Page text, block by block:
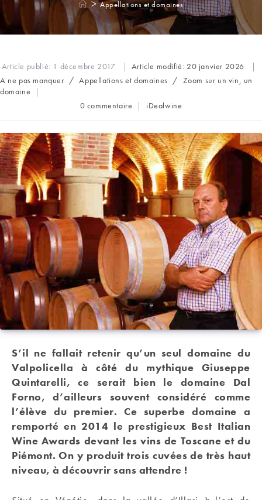
> Appellations et domaines
Article publié: 1 décembre 2017 Article modifié: 20 janvier 2026
Post
category:
A ne pas manquer / Appellations et domaines / Zoom sur un vin, un
domaine
Commentaires
publication :
0 commentaire
Auteur/autrice
publication :
iDealwine
S’il ne fallait retenir qu’un seul domaine du
Valpolicella à côté du mythique Giuseppe
Quintarelli, ce serait bien le domaine Dal
Forno, d’ailleurs souvent considéré comme
l’élève du premier. Ce superbe domaine a
remporté en 2014 le prestigieux Best Italian
Wine Awards devant les vins de Toscane et du
Piémont. On y produit trois cuvées de très haut
niveau, à découvrir sans attendre !